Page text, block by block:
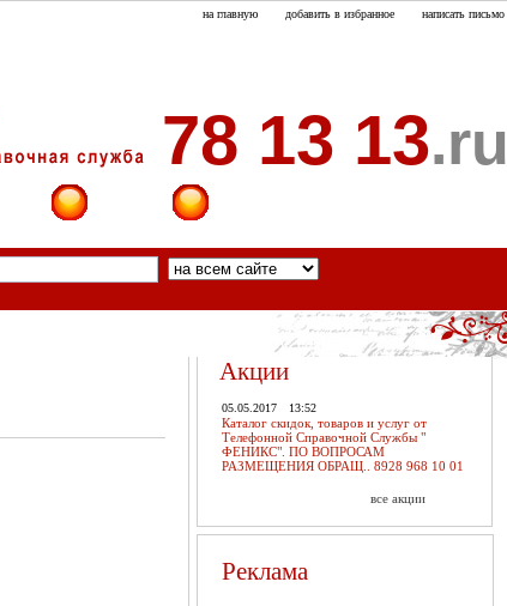
на главную добавить в избранное написать письмо
78 13 13.ru
Акции
05.05.2017 13:52
Каталог скидок, товаров и услуг от
Телефонной Справочной Службы "
ФЕНИКС". ПО ВОПРОСАМ
РАЗМЕЩЕНИЯ ОБРАЩ.. 8928 968 10 01
все акции
Реклама